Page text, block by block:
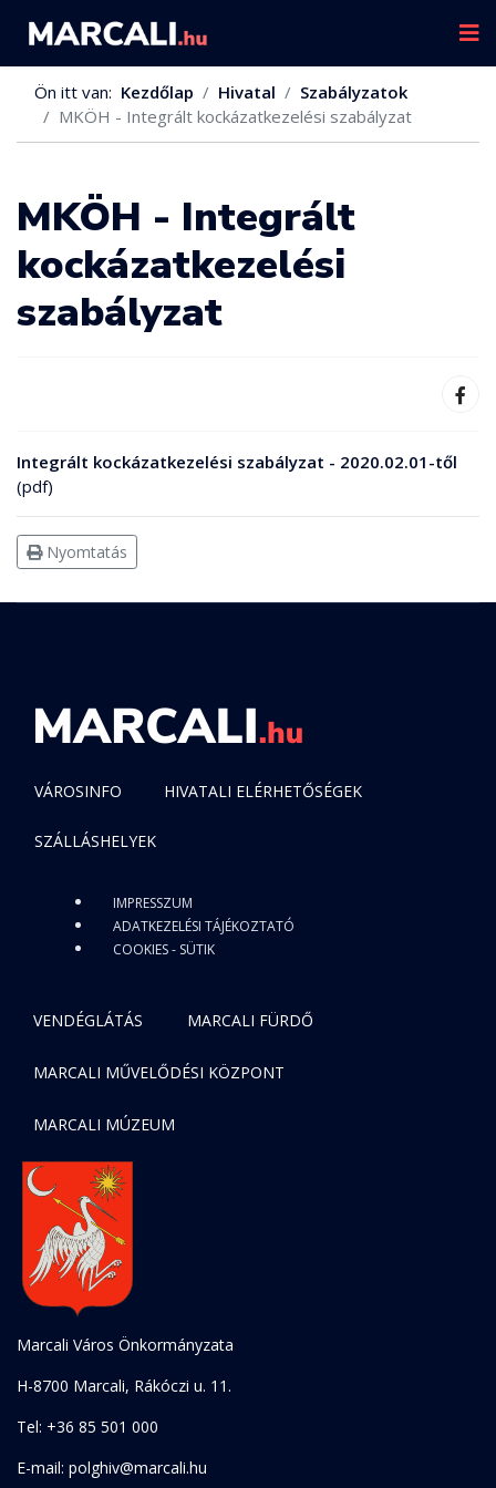
Ön itt van: Kezdőlap Hivatal
Szabályzatok
MKÖH - Integrált kockázatkezelési szabályzat
MKÖH - Integrált
kockázatkezelési
szabályzat
Integrált kockázatkezelési szabályzat - 2020.02.01-től
(pdf)
Nyomtatás
VÁROSINFO HIVATALI ELÉRHETŐSÉGEK
SZÁLLÁSHELYEK
IMPRESSZUM
ADATKEZELÉSI TÁJÉKOZTATÓ
COOKIES - SÜTIK
VENDÉGLÁTÁS MARCALI FÜRDŐ
MARCALI MŰVELŐDÉSI KÖZPONT
MARCALI MÚZEUM
Marcali Város Önkormányzata
H-8700 Marcali, Rákóczi u. 11.
Tel: +36 85 501 000
E-mail: polghiv@marcali.hu